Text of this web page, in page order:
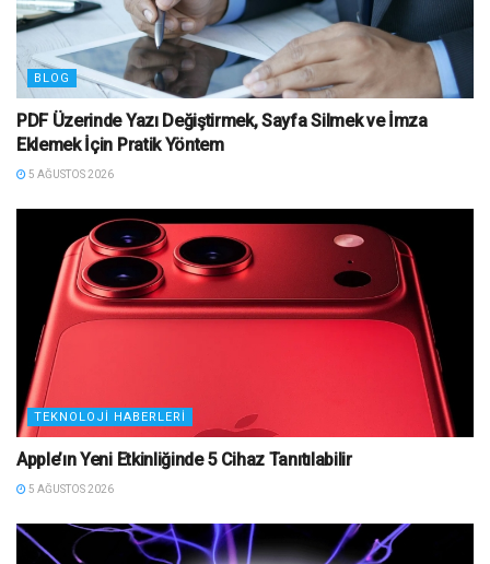
BLOG
PDF Üzerinde Yazı Değiştirmek, Sayfa Silmek ve İmza
Eklemek İçin Pratik Yöntem
5 AĞUSTOS 2026
TEKNOLOJI HABERLERI
Apple’ın Yeni Etkinliğinde 5 Cihaz Tanıtılabilir
5 AĞUSTOS 2026